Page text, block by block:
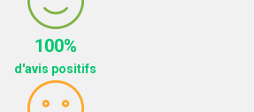
100%
d'avis positifs